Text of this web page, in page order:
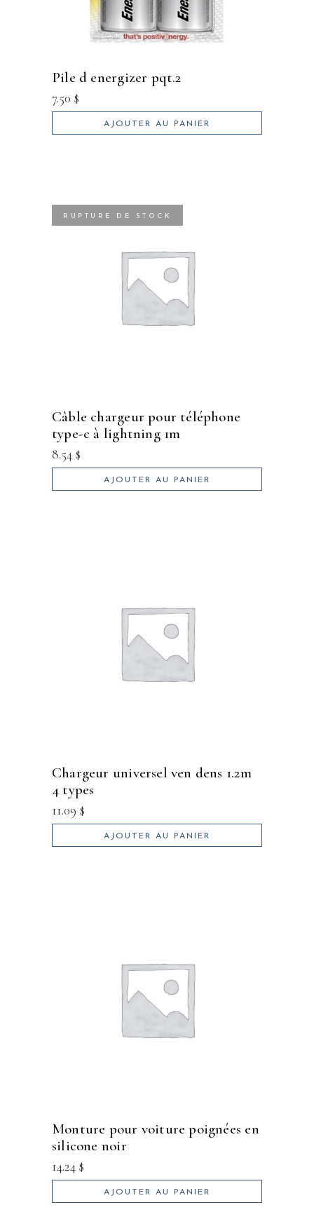
pile d energizer pqt.2
7.50 $
AJOUTER AU PANIER
RUPTURE DE STOCK
câble chargeur pour téléphone
type-c à lightning 1m
8.54 $
AJOUTER AU PANIER
chargeur universel ven dens 1.2m
4 types
11.09 $
AJOUTER AU PANIER
monture pour voiture poignées en
silicone noir
14.24 $
AJOUTER AU PANIER